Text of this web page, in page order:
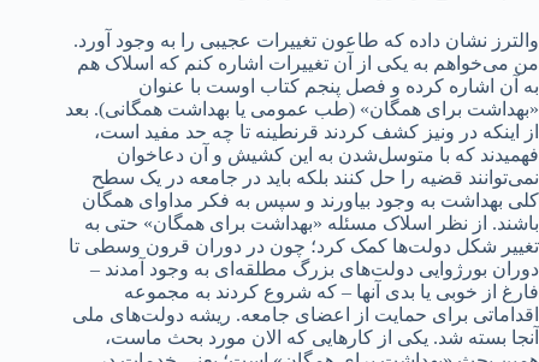
والترز نشان داده که طاعون تغییرات عجیبی را به وجود آورد.
من می‌خواهم به یکی از آن تغییرات اشاره کنم که اسلاک هم
به آن اشاره کرده و فصل پنجم کتاب اوست با عنوان
«بهداشت برای همگان» (طب عمومی یا بهداشت همگانی). بعد
از اینکه در ونیز کشف کردند قرنطینه تا چه حد مفید است،
فهمیدند که با متوسل‌شدن به این کشیش و آن دعاخوان
نمی‌توانند قضیه را حل کنند بلکه باید در جامعه در یک سطح
کلی بهداشت به وجود بیاورند و سپس به فکر مداوای همگان
باشند. از نظر اسلاک مسئله «بهداشت برای همگان» حتی به
تغییر شکل دولت‌ها کمک کرد؛ چون در دوران قرون وسطی تا
دوران بورژوایی دولت‌های بزرگ مطلقه‌ای به وجود آمدند –
فارغ از خوبی یا بدی آنها – که شروع کردند به مجموعه
اقداماتی برای حمایت از اعضای جامعه. ریشه دولت‌های ملی
آنجا بسته شد. یکی از کارهایی که الان مورد بحث ماست،